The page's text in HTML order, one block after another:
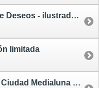
El Estrecho Sendero entre Deseos - ilustrado - tapa dura pequeña
limitada
Casa de Tierra y Sangre / Ciudad Medialuna 1 - tapa blanda